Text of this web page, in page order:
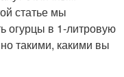
статье мы
огурцы в 1-литровую
такими, какими вы